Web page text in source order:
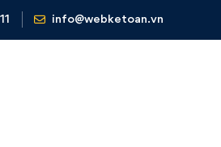
info@webketoan.vn
ròng